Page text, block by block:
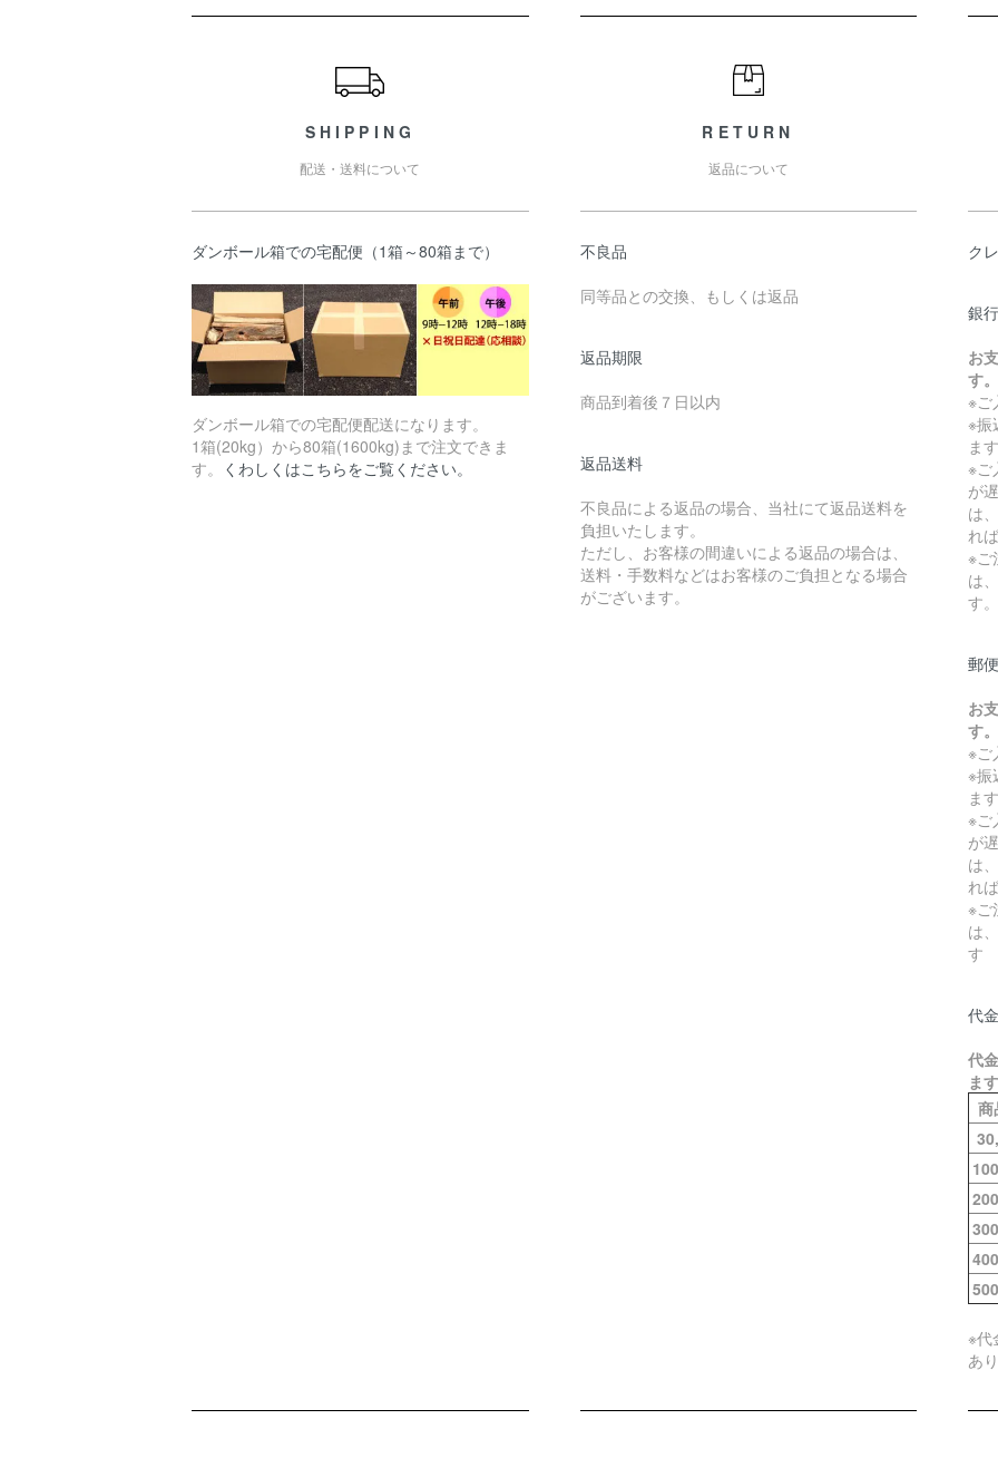
SHIPPING
配送・送料について
ダンボール箱での宅配便（1箱～80箱まで）
ダンボール箱での宅配便配送になります。
1箱(20kg）から80箱(1600kg)まで注文できま
す。 くわしくはこちらをご覧ください。
RETURN
返品について
不良品
同等品との交換、もしくは返品
返品期限
商品到着後７日以内
返品送料
不良品による返品の場合、当社にて返品送料を
負担いたします。
ただし、お客様の間違いによる返品の場合は、
送料・手数料などはお客様のご負担となる場合
がございます。
ク
銀
お
す。
※ご
※振
ます
※ご
が
は
れ
※ご
は
す。
郵
お
す。
※ご
※振
ます
※ご
が
は
れ
※ご
は
す
代
代
ます
商
※代
あ